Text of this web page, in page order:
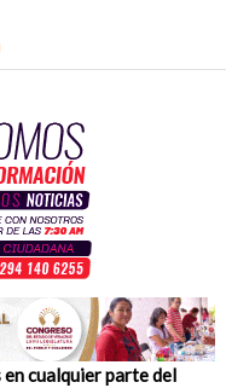
cualquier parte del